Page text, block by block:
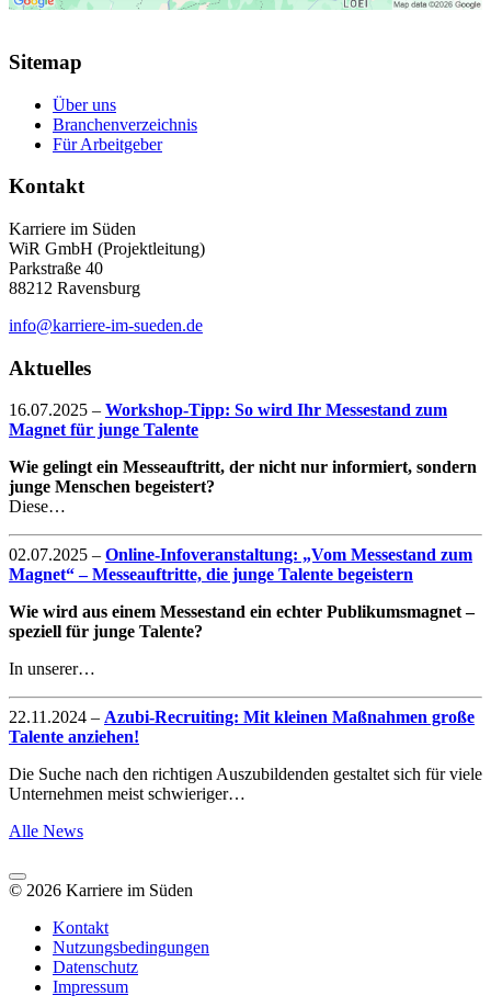
Sitemap
Über uns
Branchenverzeichnis
Für Arbeitgeber
Kontakt
Karriere im Süden
WiR GmbH (Projektleitung)
Parkstraße 40
88212 Ravensburg
info@karriere-im-sueden.de
Aktuelles
16.07.2025 – Workshop-Tipp: So wird Ihr Messestand zum
Magnet für junge Talente
Wie gelingt ein Messeauftritt, der nicht nur informiert, sondern
junge Menschen begeistert?
Diese…
02.07.2025 – Online-Infoveranstaltung: „Vom Messestand zum
Magnet“ – Messeauftritte, die junge Talente begeistern
Wie wird aus einem Messestand ein echter Publikumsmagnet –
speziell für junge Talente?
In unserer…
22.11.2024 – Azubi-Recruiting: Mit kleinen Maßnahmen große
Talente anziehen!
Die Suche nach den richtigen Auszubildenden gestaltet sich für viele
Unternehmen meist schwieriger…
Alle News
© 2026 Karriere im Süden
Kontakt
Nutzungsbedingungen
Datenschutz
Impressum